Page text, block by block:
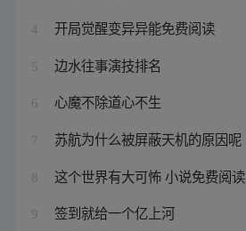
4 开局觉醒变异异能免费阅读
5 边水往事演技排名
6 心魔不除道心不生
7 苏航为什么被屏蔽天机的原因呢
8 这个世界有大可怖 小说免费阅读
9 签到就给一个亿上河